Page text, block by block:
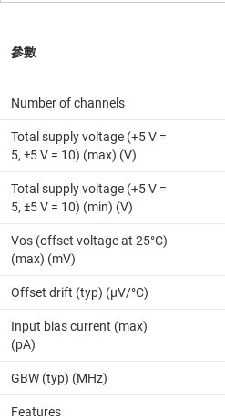
Number of channels
Total supply voltage (+5 V =
5, ±5 V = 10) (max) (V)
Total supply voltage (+5 V =
5, ±5 V = 10) (min) (V)
Vos (offset voltage at 25°C)
(max) (mV)
Offset drift (typ) (µV/°C)
Input bias current (max)
(pA)
GBW (typ) (MHz)
Features